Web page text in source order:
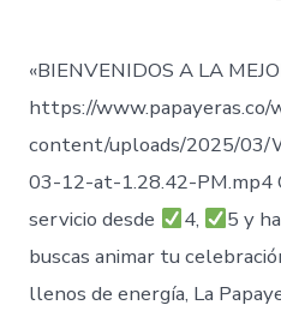
«BIENVENIDOS A LA
https://www.papayeras.co/
content/uploads/2025/03/
03-12-at-1.28.42-PM.mp4
servicio desde
4, 5 y
buscas animar tu
llenos de energía, La